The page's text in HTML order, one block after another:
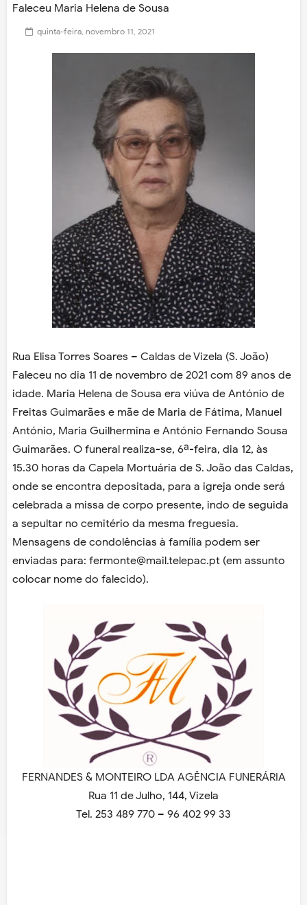
Faleceu Maria Helena de Sousa
quinta-feira, novembro 11, 2021
Rua Elisa Torres Soares – Caldas de Vizela (S. João)
Faleceu no dia 11 de novembro de 2021 com 89 anos de
idade. Maria Helena de Sousa era viúva de António de
Freitas Guimarães e mãe de Maria de Fátima, Manuel
António, Maria Guilhermina e António Fernando Sousa
Guimarães. O funeral realiza-se, 6ª-feira, dia 12, às
15.30 horas da Capela Mortuária de S. João das Caldas,
onde se encontra depositada, para a igreja onde será
celebrada a missa de corpo presente, indo de seguida
a sepultar no cemitério da mesma freguesia.
Mensagens de condolências à família podem ser
enviadas para: fermonte@mail.telepac.pt (em assunto
colocar nome do falecido).
FERNANDES & MONTEIRO LDA AGÊNCIA FUNERÁRIA
Rua 11 de Julho, 144, Vizela
Tel. 253 489 770 – 96 402 99 33